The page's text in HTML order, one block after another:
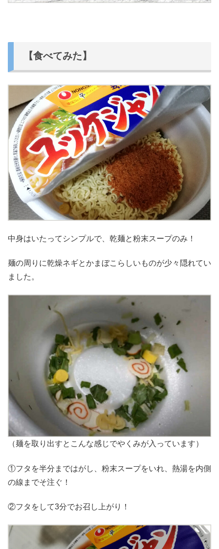
【食べてみた】
中身はいたってシンプルで、乾麺と粉末スープのみ！
麺の周りに乾燥ネギとかまぼこらしいものが少々隠れてい
ました。
（麺を取り出すとこんな感じでやくみが入っています）
①フタを半分まではがし、粉末スープをいれ、熱湯を内側
の線までそ注ぐ！
②フタをして3分でお召し上がり！